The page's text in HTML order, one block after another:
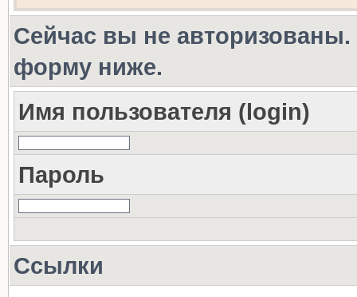
Сейчас вы не авторизованы.
форму ниже.
Имя пользователя (login)
Пароль
Ссылки